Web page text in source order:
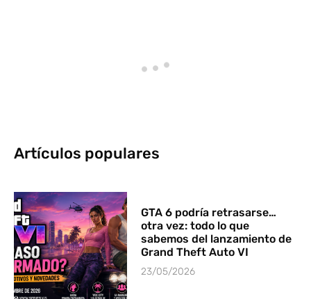
Artículos populares
GTA 6 podría retrasarse…
otra vez: todo lo que
sabemos del lanzamiento de
Grand Theft Auto VI
23/05/2026